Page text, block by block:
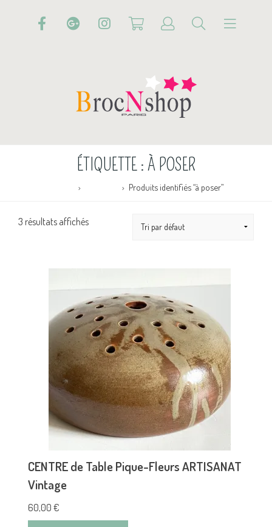
ÉTIQUETTE : À POSER
Produits identifiés “à poser”
3 résultats affichés
CENTRE de Table Pique-Fleurs ARTISANAT
Vintage
60,00 €